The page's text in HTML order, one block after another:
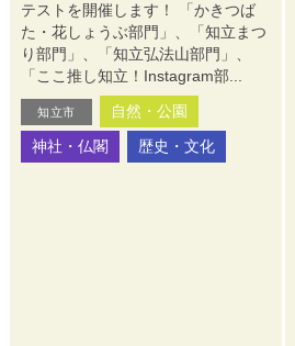
テストを開催します！ 「かきつば
た・花しょうぶ部門」、「知立まつ
り部門」、「知立弘法山部門」、
「ここ推し知立！Instagram部...
知立市
自然・公園
神社・仏閣
歴史・文化